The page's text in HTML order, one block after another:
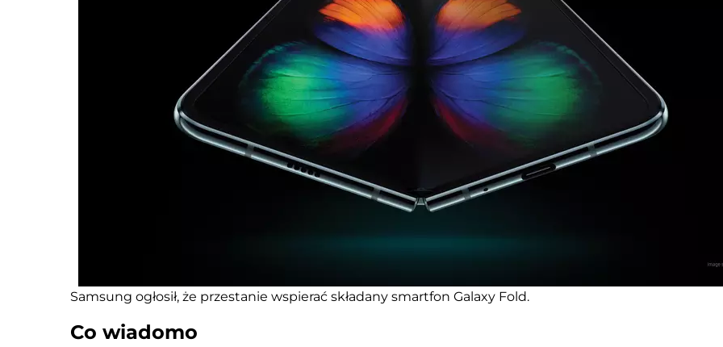
Samsung ogłosił, że przestanie wspierać składany smartfon Galaxy Fold.
Co wiadomo